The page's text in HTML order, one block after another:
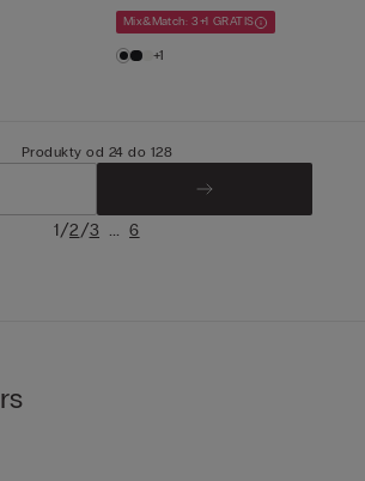
Mix&Match: 3+1 GRATIS
+1
Produkty od 24 do 128
1/2/3 ... 6